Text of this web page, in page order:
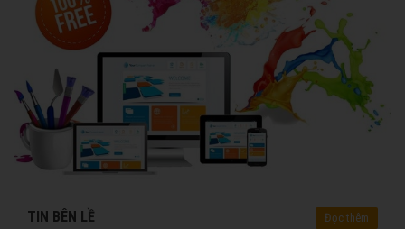
TIN BÊN LỀ Đọc thêm